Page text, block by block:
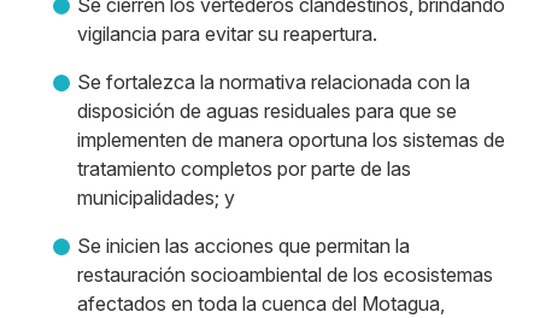
Se cierren los vertederos clandestinos, brindando
vigilancia para evitar su reapertura.
Se fortalezca la normativa relacionada con la
disposición de aguas residuales para que se
implementen de manera oportuna los sistemas de
tratamiento completos por parte de las
municipalidades; y
Se inicien las acciones que permitan la
restauración socioambiental de los ecosistemas
afectados en toda la cuenca del Motagua,